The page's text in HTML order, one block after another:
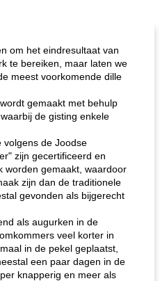
om het eindresultaat van
te bereiken, maar laten we
meest voorkomende dille
gemaakt met behulp
de gisting enkele
volgens de Joodse
zijn gecertificeerd en
worden gemaakt, waardoor
zijn dan de traditionele
gevonden als bijgerecht
als augurken in de
veel korter in
in de pekel geplaatst,
een paar dagen in de
knapperig en meer als